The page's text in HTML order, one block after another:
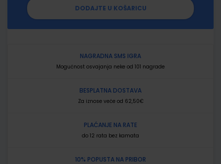
DODAJTE U KOŠARICU
NAGRADNA SMS IGRA
Mogućnost osvajanja neke od 101 nagrade
BESPLATNA DOSTAVA
Za iznose veće od 62,50€
PLAĆANJE NA RATE
do 12 rata bez kamata
10% POPUSTA NA PRIBOR